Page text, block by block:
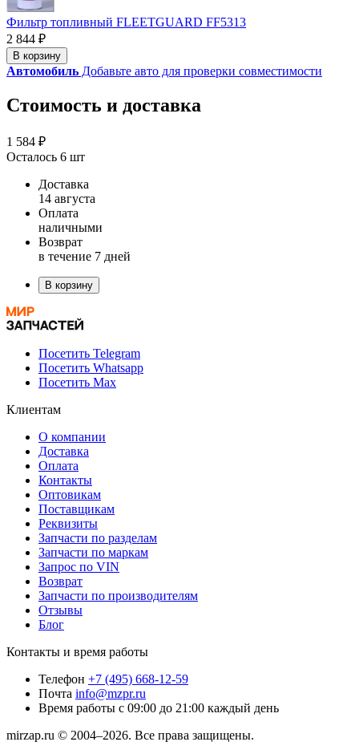
Фильтр топливный FLEETGUARD FF5313
2 844 ₽
В корзину
Автомобиль Добавьте авто для проверки совместимости
Стоимость и доставка
1 584 ₽
Осталось 6 шт
Доставка
14 августа
Оплата
наличными
Возврат
в течение 7 дней
В корзину
Посетить Telegram
Посетить Whatsapp
Посетить Max
Клиентам
О компании
Доставка
Оплата
Контакты
Оптовикам
Поставщикам
Реквизиты
Запчасти по разделам
Запчасти по маркам
Запрос по VIN
Возврат
Запчасти по производителям
Отзывы
Блог
Контакты и время работы
Телефон +7 (495) 668-12-59
Почта info@mzpr.ru
Время работы с 09:00 до 21:00 каждый день
mirzap.ru © 2004–2026. Все права защищены.